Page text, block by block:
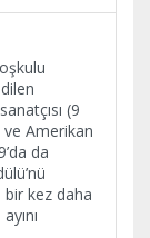
(9
ve Amerikan
da
kez daha